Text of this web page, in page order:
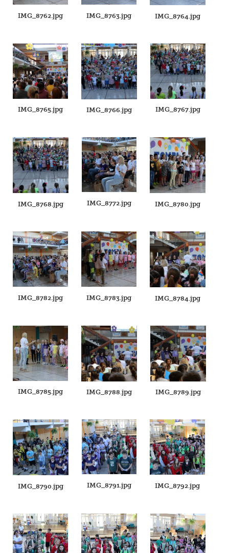
IMG_8762.jpg IMG_8763.jpg IMG_8764.jpg
IMG_8765.jpg IMG_8766.jpg IMG_8767.jpg
IMG_8768.jpg IMG_8772.jpg IMG_8780.jpg
IMG_8782.jpg IMG_8783.jpg IMG_8784.jpg
IMG_8785.jpg IMG_8788.jpg IMG_8789.jpg
IMG_8790.jpg IMG_8791.jpg IMG_8792.jpg